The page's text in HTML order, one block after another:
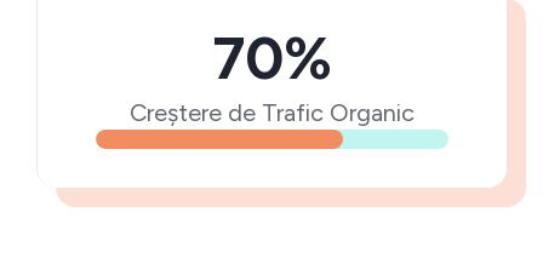
70%
Creștere de Trafic Organic